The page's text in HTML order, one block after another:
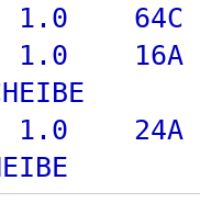
64C
16A
24A